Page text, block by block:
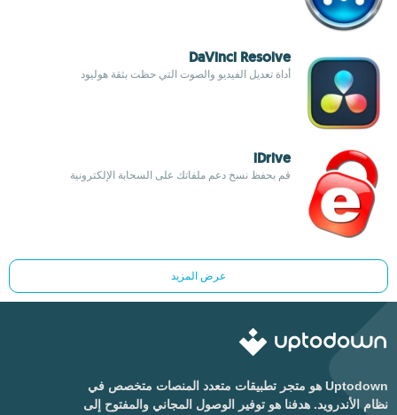
DaVinci Resolve
أداة تعديل الفيديو والصوت التي حظت بثقة هوليود
iDrive
قم بحفظ نسخ دعم ملفاتك على السحابة الإلكترونية
عرض المزيد
Uptodown هو متجر تطبيقات متعدد المنصات متخصص في
نظام الأندرويد. هدفنا هو توفير الوصول المجاني والمفتوح إلى